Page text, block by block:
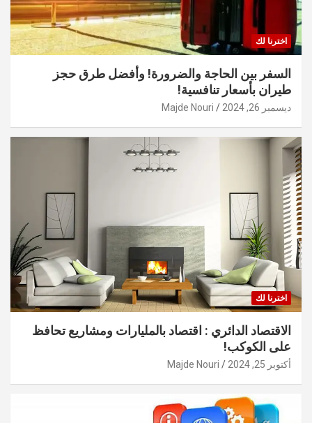
اخترنا لك
السفر بين الحاجة والضرورة! وأفضل طرق حجز
طيران بأسعار تنافسية!
ديسمبر 26, 2024 Majde Nouri
اخترنا لك
الاقتصاد الدائري : اقتصاد بالمليارات ومشاريع تحافظ
على الكوكب!
أكتوبر 25, 2024 Majde Nouri